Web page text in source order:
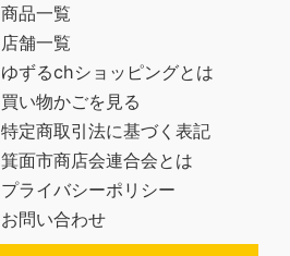
商品一覧
店舗一覧
ゆずるchショッピングとは
買い物かごを見る
特定商取引法に基づく表記
箕面市商店会連合会とは
プライバシーポリシー
お問い合わせ